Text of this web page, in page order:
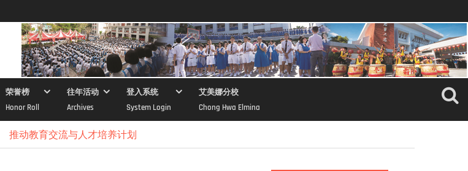
荣誉榜
Honor Roll
往年活动
Archives
登入系统
System Login
艾美娜分校
Chong Hwa Elmina
推动教育交流与人才培养计划